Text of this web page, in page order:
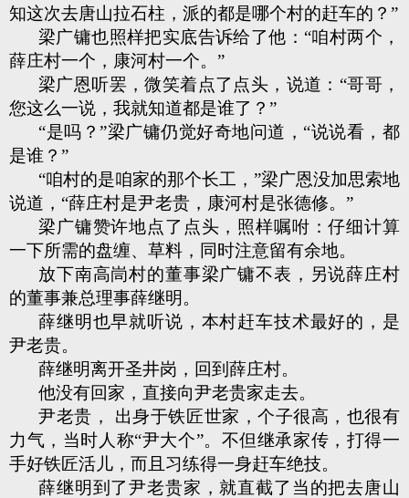
知这次去唐山拉石柱，派的都是哪个村的赶车的？”
梁广镛也照样把实底告诉给了他：“咱村两个，
薛庄村一个，康河村一个。”
梁广恩听罢，微笑着点了点头，说道：“哥哥，
您这么一说，我就知道都是谁了？”
“是吗？”梁广镛仍觉好奇地问道，“说说看，都
是谁？”
“咱村的是咱家的那个长工，”梁广恩没加思索地
说道，“薛庄村是尹老贵，康河村是张德修。”
梁广镛赞许地点了点头，照样嘱咐：仔细计算
一下所需的盘缠、草料，同时注意留有余地。
放下南高峝村的董事梁广镛不表，另说薛庄村
的董事兼总理事薛继明。
薛继明也早就听说，本村赶车技术最好的，是
尹老贵。
薛继明离开圣井岗，回到薛庄村。
他没有回家，直接向尹老贵家走去。
尹老贵， 出身于铁匠世家，个子很高，也很有
力气，当时人称“尹大个”。不但继承家传，打得一
手好铁匠活儿，而且习练得一身赶车绝技。
薛继明到了尹老贵家，就直截了当的把去唐山